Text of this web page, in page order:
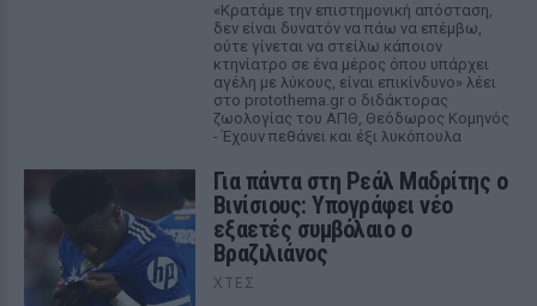
«Κρατάμε την επιστημονική απόσταση,
δεν είναι δυνατόν να πάω να επέμβω,
ούτε γίνεται να στείλω κάποιον
κτηνίατρο σε ένα μέρος όπου υπάρχει
αγέλη με λύκους, είναι επικίνδυνο» λέει
στο protothema.gr ο διδάκτορας
ζωολογίας του ΑΠΘ, Θεόδωρος Κομηνός
- Έχουν πεθάνει και έξι λυκόπουλα
Για πάντα στη Ρεάλ Μαδρίτης ο
Βινίσιους: Υπογράφει νέο
εξαετές συμβόλαιο ο
Βραζιλιάνος
ΧΤΕΣ